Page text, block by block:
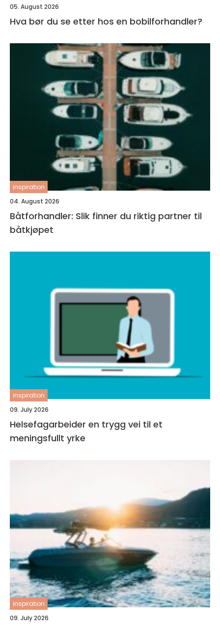
05. August 2026
Hva bør du se etter hos en bobilforhandler?
inspiration
04. August 2026
Båtforhandler: Slik finner du riktig partner til
båtkjøpet
inspiration
09. July 2026
Helsefagarbeider en trygg vei til et
meningsfullt yrke
inspiration
09. July 2026